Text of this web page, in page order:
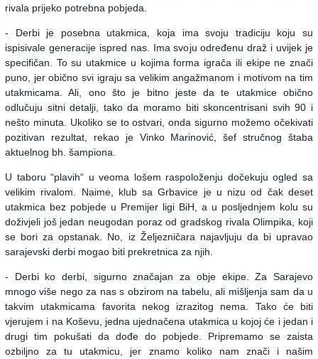
rivala prijeko potrebna pobjeda.
- Derbi je posebna utakmica, koja ima svoju tradiciju koju su
ispisivale generacije ispred nas. Ima svoju određenu draž i uvijek je
specifičan. To su utakmice u kojima forma igrača ili ekipe ne znači
puno, jer obično svi igraju sa velikim angažmanom i motivom na tim
utakmicama. Ali, ono što je bitno jeste da te utakmice obično
odlučuju sitni detalji, tako da moramo biti skoncentrisani svih 90 i
nešto minuta. Ukoliko se to ostvari, onda sigurno možemo očekivati
pozitivan rezultat, rekao je Vinko Marinović, šef stručnog štaba
aktuelnog bh. šampiona.
U taboru “plavih“ u veoma lošem raspoloženju dočekuju ogled sa
velikim rivalom. Naime, klub sa Grbavice je u nizu od čak deset
utakmica bez pobjede u Premijer ligi BiH, a u posljednjem kolu su
doživjeli još jedan neugodan poraz od gradskog rivala Olimpika, koji
se bori za opstanak. No, iz Željezničara najavljuju da bi upravao
sarajevski derbi mogao biti prekretnica za njih.
- Derbi ko derbi, sigurno značajan za obje ekipe. Za Sarajevo
mnogo više nego za nas s obzirom na tabelu, ali mišljenja sam da u
takvim utakmicama favorita nekog izrazitog nema. Tako će biti
vjerujem i na Koševu, jedna ujednačena utakmica u kojoj će i jedan i
drugi tim pokušati da dođe do pobjede. Pripremamo se zaista
ozbiljno za tu utakmicu, jer znamo koliko nam znači i našim